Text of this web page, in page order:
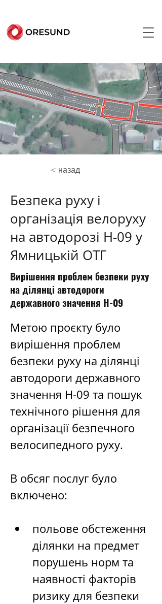
< назад
Безпека руху і
організація велоруху
на автодорозі Н-09 у
Ямницькій ОТГ
Вирішення проблем безпеки руху
на ділянці автодороги
державного значення Н-09
Метою проєкту було
вирішення проблем
безпеки руху на ділянці
автодороги державного
значення Н-09 та пошук
технічного рішення для
організації безпечного
велосипедного руху.
В обсяг послуг було
включено:
польове обстеження
ділянки на предмет
порушень норм та
наявності факторів
ризику для безпеки